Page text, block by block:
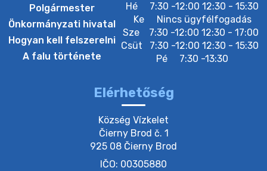
20. július 2026 12:40
20. július 2026 11:53
Polgármester
Önkormányzati hivatal
Hogyan kell felszerelni
A falu története
Hé
7:30 -12:00 12:30 - 15:30
Ke
Nincs ügyfélfogadás
Sze
7:30 -12:00 12:30 - 17:00
Csüt
7:30 -12:00 12:30 - 15:30
Pé
7:30 -13:30
Elérhetőség
Község Vízkelet
Čierny Brod č. 1
925 08 Čierny Brod
IČO: 00305880